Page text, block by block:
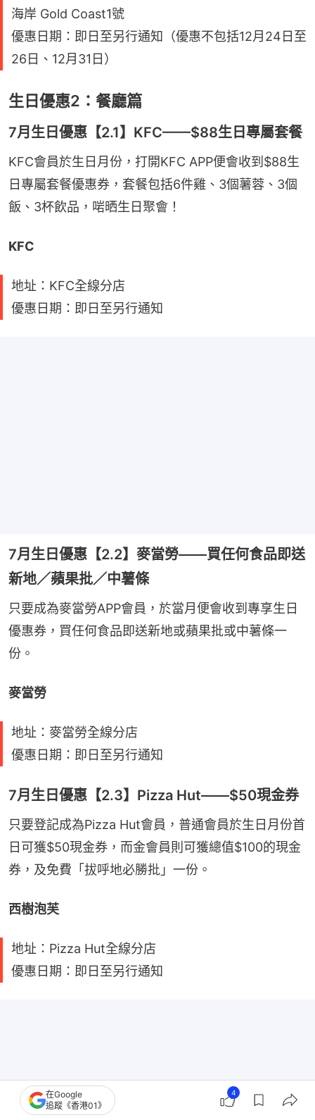
海岸 Gold Coast1號
優惠日期：即日至另行通知（優惠不包括12月24日至
26日、12月31日）
生日優惠2：餐廳篇
7月生日優惠【2.1】KFC——$88生日專屬套餐
KFC會員於生日月份，打開KFC APP便會收到$88生
日專屬套餐優惠券，套餐包括6件雞、3個薯蓉、3個
飯、3杯飲品，啱晒生日聚會！
KFC
地址：KFC全線分店
優惠日期：即日至另行通知
7月生日優惠【2.2】麥當勞——買任何食品即送
新地／蘋果批／中薯條
只要成為麥當勞APP會員，於當月便會收到專享生日
優惠券，買任何食品即送新地或蘋果批或中薯條一
份。
麥當勞
地址：麥當勞全線分店
優惠日期：即日至另行通知
7月生日優惠【2.3】Pizza Hut——$50現金券
只要登記成為Pizza Hut會員，普通會員於生日月份首
日可獲$50現金券，而金會員則可獲總值$100的現金
券，及免費「拔呼地必勝批」一份。
西樹泡芙
地址：Pizza Hut全線分店
優惠日期：即日至另行通知
在Google
追蹤《香港01》
4